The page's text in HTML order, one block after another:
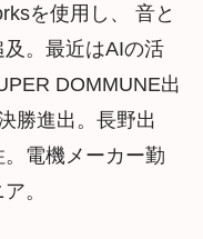
を使用し、 音と
。最近はAIの活
DOMMUNE出
勝進出。長野出
電機メーカー勤
。